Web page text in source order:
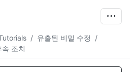
/ 유출된 비밀 수정
/
조치